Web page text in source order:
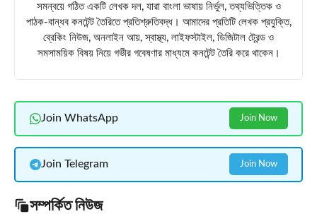
সমন্বয়ে গঠিত একটি লেখক দল, যারা বাংলা ভাষায় নির্ভুল, তথ্যভিত্তিক ও
পাঠক-বান্ধব কনটেন্ট তৈরিতে প্রতিশ্রুতিবদ্ধ। আমাদের প্রতিটি লেখক প্রযুক্তি,
ব্রেকিং নিউজ, অনলাইন আয়, স্বাস্থ্য, লাইফস্টাইল, ডিজিটাল ট্রেন্ড ও
সমসাময়িক বিষয় নিয়ে গভীর গবেষণার মাধ্যমে কনটেন্ট তৈরি করে থাকেন।
Join WhatsApp Join Now
Join Telegram Join Now
সম্পর্কিত নিউজ